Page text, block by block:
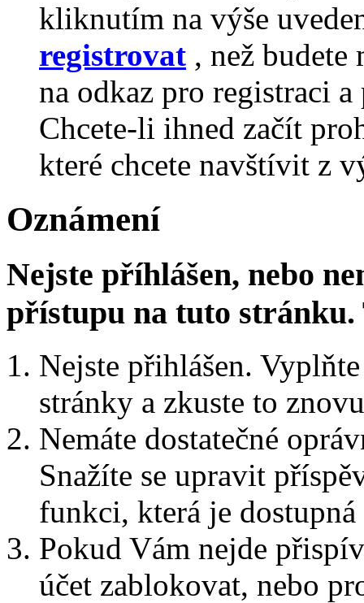
kliknutím na výše
registrovat , než
na odkaz pro registraci
Chcete-li ihned začít
které chcete navštívit z
Oznámení
Nejste příhlášen, nebo
přístupu na tuto
Nejste přihlášen.
stránky a zkuste to
Nemáte dostatečné
Snažíte se upravit
funkci, která je
Pokud Vám nejde
účet zablokovat, nebo